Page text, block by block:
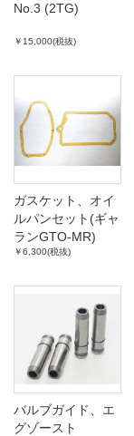
No.3 (2TG)
￥15,000(税抜)
ガスケット、オイ
ルパンセット(ギャ
ランGTO-MR)
￥6,300(税抜)
バルブガイド、エ
グゾースト